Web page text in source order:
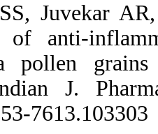
24. Varpe
Evaluation
angustifolia
animals.
10.4103/0253-